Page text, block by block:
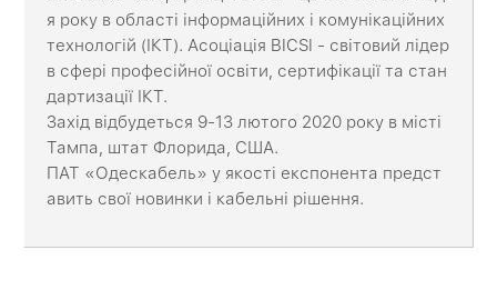
я року в області інформаційних і комунікаційних
технологій (ІКТ). Асоціація BICSI - світовий лідер
в сфері професійної освіти, сертифікації та стан
дартизації ІКТ.
Захід відбудеться 9-13 лютого 2020 року в місті
Тампа, штат Флорида, США.
ПАТ «Одескабель» у якості експонента предст
авить свої новинки і кабельні рішення.